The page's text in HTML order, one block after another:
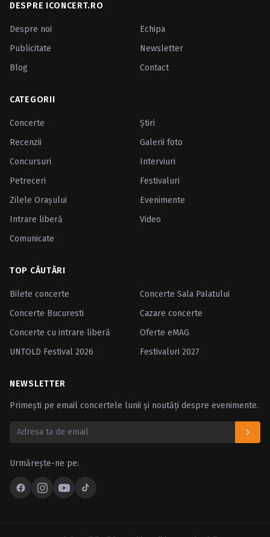
DESPRE ICONCERT.RO
Despre noi
Echipa
Publicitate
Newsletter
Blog
Contact
CATEGORII
Concerte
Ştiri
Recenzii
Galerii foto
Concursuri
Interviuri
Petreceri
Festivaluri
Zilele Oraşului
Evenimente
Intrare liberă
Video
Comunicate
TOP CĂUTĂRI
Bilete concerte
Concerte Sala Palatului
Concerte Bucuresti
Cazare concerte
Concerte cu intrare liberă
Oferte eMAG
UNTOLD Festival 2026
Festivaluri 2027
NEWSLETTER
Primești pe email concertele lunii și noutăți despre evenimente.
Urmărește-ne pe: